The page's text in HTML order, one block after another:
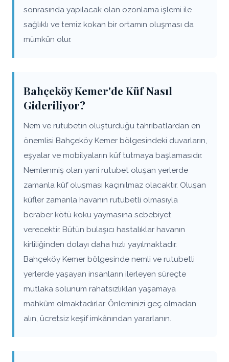
sonrasında yapılacak olan ozonlama işlemi ile
sağlıklı ve temiz kokan bir ortamın oluşması da
mümkün olur.
Bahçeköy Kemer'de Küf Nasıl
Gideriliyor?
Nem ve rutubetin oluşturduğu tahribatlardan en
önemlisi Bahçeköy Kemer bölgesindeki duvarların,
eşyalar ve mobilyaların küf tutmaya başlamasıdır.
Nemlenmiş olan yani rutubet oluşan yerlerde
zamanla küf oluşması kaçınılmaz olacaktır. Oluşan
küfler zamanla havanın rutubetli olmasıyla
beraber kötü koku yaymasına sebebiyet
verecektir. Bütün bulaşıcı hastalıklar havanın
kirliliğinden dolayı daha hızlı yayılmaktadır.
Bahçeköy Kemer bölgesinde nemli ve rutubetli
yerlerde yaşayan insanların ilerleyen süreçte
mutlaka solunum rahatsızlıkları yaşamaya
mahkûm olmaktadırlar. Önleminizi geç olmadan
alın, ücretsiz keşif imkânından yararlanın.